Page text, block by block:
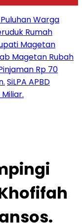
Warga
Rumah
Magetan
Magetan Rubah
Rp 70
SiLPA APBD